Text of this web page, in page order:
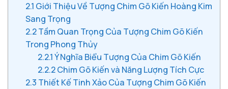
2.1 Giới Thiệu Về Tượng Chim Gõ Kiến Hoàng Kim
Sang Trọng
2.2Tầm Quan Trọng Của Tượng Chim Gõ Kiến
Trong Phong Thủy
2.2.1Ý Nghĩa Biểu Tượng Của Chim Gõ Kiến
2.2.2Chim Gõ Kiến và Năng Lượng Tích Cực
2.3 Thiết Kế Tinh Xảo Của Tượng Chim Gõ Kiến